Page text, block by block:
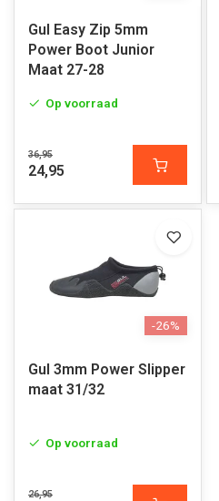
Gul Easy Zip 5mm
Power Boot Junior
Maat 27-28
Op voorraad
36,95
24,95
-26%
Gul 3mm Power Slipper
maat 31/32
Op voorraad
26,95